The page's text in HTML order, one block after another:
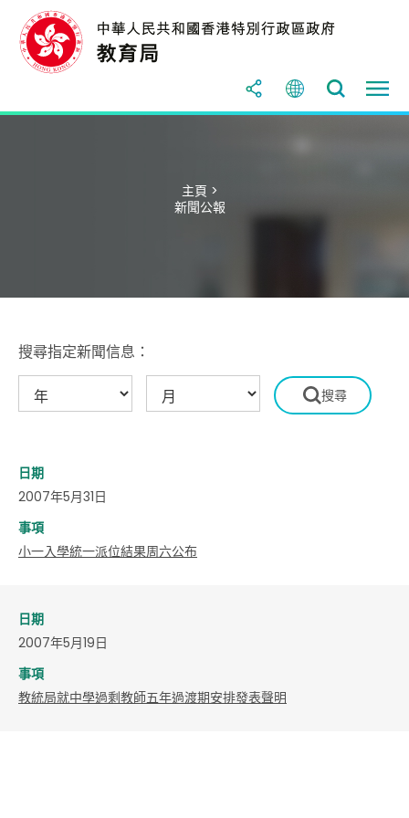
主頁 >
新聞公報
搜尋指定新聞信息：
日期
2007年5月31日
事項
小一入學統一派位結果周六公布
日期
2007年5月19日
事項
教統局就中學過剩教師五年過渡期安排發表聲明